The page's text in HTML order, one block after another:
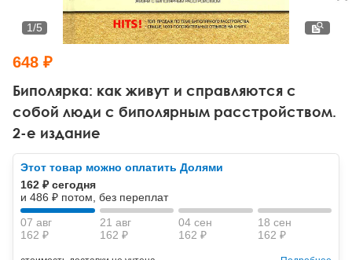
Тревожные расстройства, панические атаки
Психодрама
Другие направления психотерапии
Классический, эриксоновский гипноз и НЛП
НЛП
Психология труда и эргономика
Социальная психология
Социальная и организационная психология
Классический и юнгианский психоанализ
Биполярка: как живут и справляются с
собой люди с биполярным расстройством.
2-е издание
1/5
648 ₽
Этот товар можно оплатить Долями
162 ₽ сегодня
и 486 ₽ потом, без переплат
07 авг
162 ₽
21 авг
162 ₽
04 сен
162 ₽
18 сен
162 ₽